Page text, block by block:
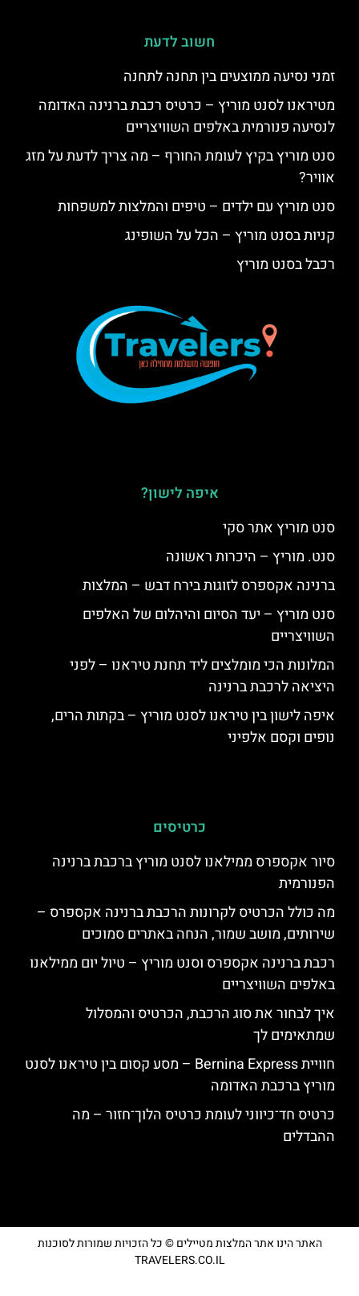
חשוב לדעת
זמני נסיעה ממוצעים בין תחנה לתחנה
מטיראנו לסנט מוריץ – כרטיס רכבת ברנינה האדומה
לנסיעה פנורמית באלפים השוויצריים
סנט מוריץ בקיץ לעומת החורף – מה צריך לדעת על מזג
אוויר?
סנט מוריץ עם ילדים – טיפים והמלצות למשפחות
קניות בסנט מוריץ – הכל על השופינג
רכבל בסנט מוריץ
איפה לישון?
סנט מוריץ אתר סקי
סנט. מוריץ – היכרות ראשונה
ברנינה אקספרס לזוגות בירח דבש – המלצות
סנט מוריץ – יעד הסיום והיהלום של האלפים
השוויצריים
המלונות הכי מומלצים ליד תחנת טיראנו – לפני
היציאה לרכבת ברנינה
איפה לישון בין טיראנו לסנט מוריץ – בקתות הרים,
נופים וקסם אלפיני
כרטיסים
סיור אקספרס ממילאנו לסנט מוריץ ברכבת ברנינה
הפנורמית
מה כולל הכרטיס לקרונות הרכבת ברנינה אקספרס –
שירותים, מושב שמור, הנחה באתרים סמוכים
רכבת ברנינה אקספרס וסנט מוריץ – טיול יום ממילאנו
באלפים השוויצריים
איך לבחור את סוג הרכבת, הכרטיס והמסלול
שמתאימים לך
חוויית Bernina Express – מסע קסום בין טיראנו לסנט
מוריץ ברכבת האדומה
כרטיס חד־כיווני לעומת כרטיס הלוך־חזור – מה
ההבדלים
האתר הינו אתר המלצות מטיילים © כל הזכויות שמורות לסוכנות
TRAVELERS.CO.IL